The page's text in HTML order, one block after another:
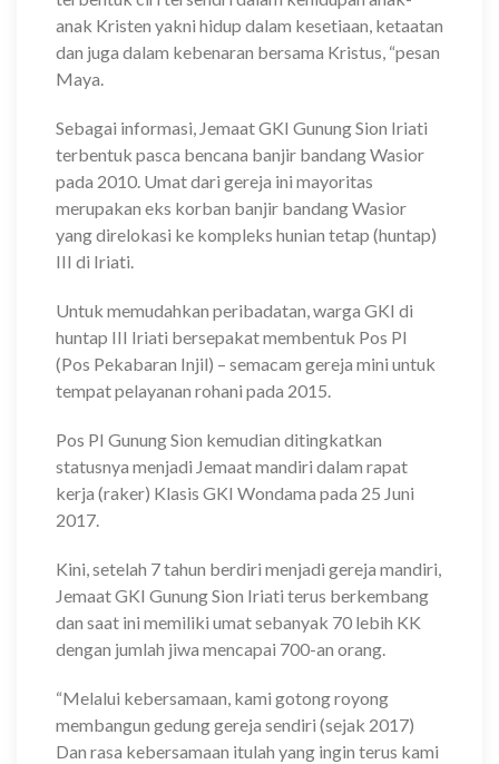
anak Kristen yakni hidup dalam kesetiaan, ketaatan
dan juga dalam kebenaran bersama Kristus, “pesan
Maya.
Sebagai informasi, Jemaat GKI Gunung Sion Iriati
terbentuk pasca bencana banjir bandang Wasior
pada 2010. Umat dari gereja ini mayoritas
merupakan eks korban banjir bandang Wasior
yang direlokasi ke kompleks hunian tetap (huntap)
III di Iriati.
Untuk memudahkan peribadatan, warga GKI di
huntap III Iriati bersepakat membentuk Pos PI
(Pos Pekabaran Injil) – semacam gereja mini untuk
tempat pelayanan rohani pada 2015.
Pos PI Gunung Sion kemudian ditingkatkan
statusnya menjadi Jemaat mandiri dalam rapat
kerja (raker) Klasis GKI Wondama pada 25 Juni
2017.
Kini, setelah 7 tahun berdiri menjadi gereja mandiri,
Jemaat GKI Gunung Sion Iriati terus berkembang
dan saat ini memiliki umat sebanyak 70 lebih KK
dengan jumlah jiwa mencapai 700-an orang.
“Melalui kebersamaan, kami gotong royong
membangun gedung gereja sendiri (sejak 2017)
Dan rasa kebersamaan itulah yang ingin terus kami